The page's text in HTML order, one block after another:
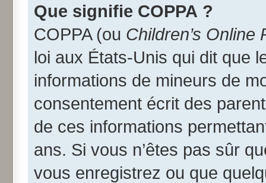
Que signifie COPPA ?
COPPA (ou Children’s
loi aux États-Unis qui dit que
informations de mineurs de
consentement écrit des
de ces informations
ans. Si vous n’êtes pas sûr
vous enregistrez ou que